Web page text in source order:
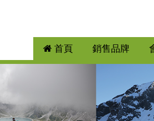
首頁 銷售品牌